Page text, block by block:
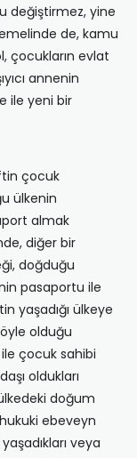
değiştirmez, yine
de, kamu
çocukların evlat
annenin
ile yeni bir
çocuk
ülkenin
almak
diğer bir
doğduğu
pasaportu ile
yaşadığı ülkeye
olduğu
çocuk sahibi
oldukları
doğum
ebeveyn
veya